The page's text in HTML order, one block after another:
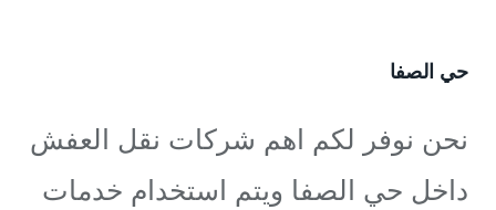
حي الصفا
نحن نوفر لكم اهم شركات نقل العفش
داخل حي الصفا ويتم استخدام خدمات